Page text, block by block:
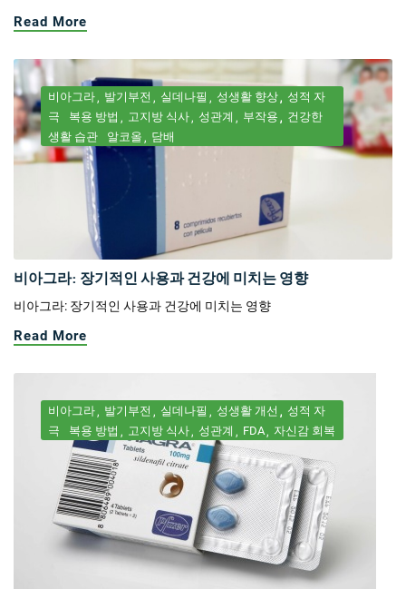
Read More
비아그라 발기부전 실데나필 성생활 향상
성적 자
극
복용 방법 고지방 식사 성관계 부작용
건강한
생활 습관
알코올 담배
비아그라: 장기적인 사용과 건강에 미치는 영향
비아그라: 장기적인 사용과 건강에 미치는 영향
Read More
비아그라 발기부전 실데나필 성생활 개선
성적 자
극
복용 방법 고지방 식사 성관계 FDA 자신감 회복